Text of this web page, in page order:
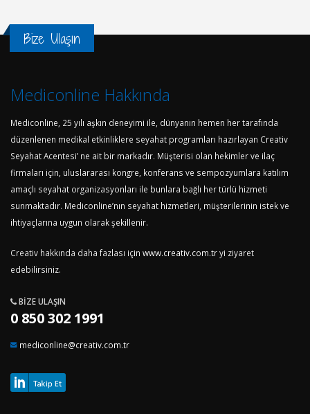
Bize Ulaşın
Mediconline Hakkında
Mediconline, 25 yılı aşkın deneyimi ile, dünyanın hemen her tarafında
düzenlenen medikal etkinliklere seyahat programları hazırlayan Creativ
Seyahat Acentesi’ ne ait bir markadır. Müşterisi olan hekimler ve ilaç
firmaları için, uluslararası kongre, konferans ve sempozyumlara katılım
amaçlı seyahat organizasyonları ile bunlara bağlı her türlü hizmeti
sunmaktadır. Mediconline’nın seyahat hizmetleri, müşterilerinin istek ve
ihtiyaçlarına uygun olarak şekillenir.
Creativ hakkında daha fazlası için www.creativ.com.tryi ziyaret
edebilirsiniz.
BIZE ULAŞIN
0 850 302 1991
mediconline@creativ.com.tr